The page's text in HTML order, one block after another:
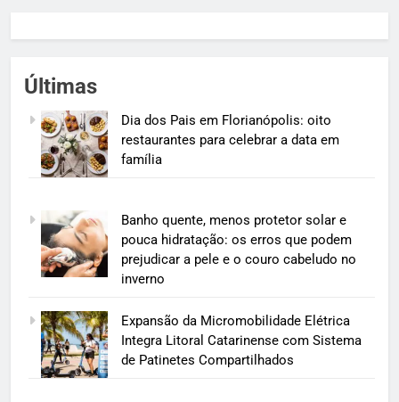
Últimas
Dia dos Pais em Florianópolis: oito
restaurantes para celebrar a data em
família
Banho quente, menos protetor solar e
pouca hidratação: os erros que podem
prejudicar a pele e o couro cabeludo no
inverno
Expansão da Micromobilidade Elétrica
Integra Litoral Catarinense com Sistema
de Patinetes Compartilhados